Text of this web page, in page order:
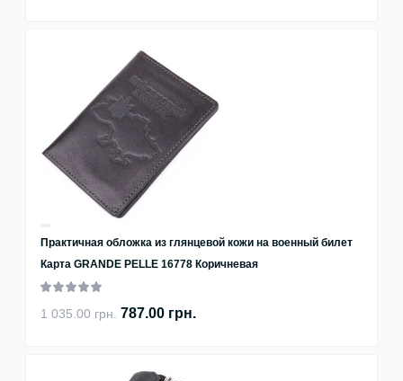
Практичная обложка из глянцевой кожи на военный билет
Карта GRANDE PELLE 16778 Коричневая
1 035.00 грн. 787.00 грн.